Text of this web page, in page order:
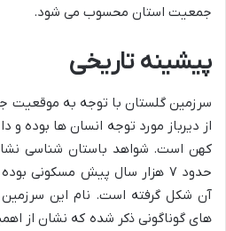
جمعیت استان محسوب می شود.
پیشینه تاریخی
سرزمین گلستان با توجه به موقعیت
از دیرباز مورد توجه انسان ها بوده و
کهن است. شواهد باستان شناسی
حدود ۷ هزار سال پیش مسکونی
آن شکل گرفته است. نام این
های گوناگونی ذکر شده که نشان از